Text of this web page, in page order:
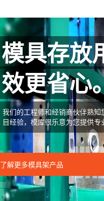
模具存放
效更省心
我们的工程师和经销商伙伴熟
目经验，模库很乐意为您提供
了解更多模具架产品